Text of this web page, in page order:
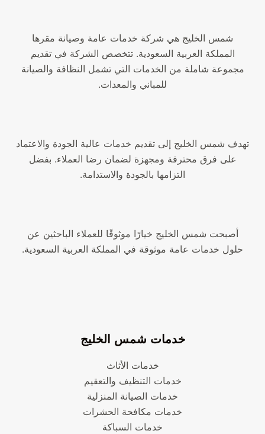
شمس الخليج هي شركة خدمات عامة وصيانة مقرها
المملكة العربية السعودية. تتخصص الشركة في تقديم
مجموعة شاملة من الخدمات التي تشمل النظافة والصيانة
للمباني والمعدات.
تهدف شمس الخليج إلى تقديم خدمات عالية الجودة والاعتماد
على فرق محترفة ومجهزة لضمان رضا العملاء. بفضل
التزامها بالجودة والاستدامة.
أصبحت شمس الخليج خيارًا موثوقًا للعملاء الباحثين عن
حلول خدمات عامة موثوقة في المملكة العربية السعودية.
خدمات شمس الخليج
خدمات الأثاث
خدمات التنظيف والتعقيم
خدمات الصيانة المنزلية
خدمات مكافحة الحشرات
خدمات السباكة